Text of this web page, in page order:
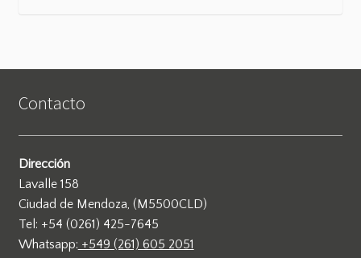
Contacto
Dirección
Lavalle 158
Ciudad de Mendoza, (M5500CLD)
Tel: +54 (0261) 425-7645
Whatsapp: +549 (261) 605 2051